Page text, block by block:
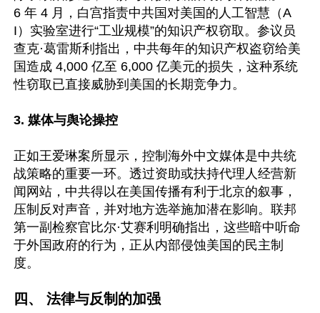
6 年 4 月，白宫指责中共国对美国的人工智慧（A
I）实验室进行“工业规模”的知识产权窃取。参议员
查克·葛雷斯利指出，中共每年的知识产权盗窃给美
国造成 4,000 亿至 6,000 亿美元的损失，这种系统
性窃取已直接威胁到美国的长期竞争力。
3. 媒体与舆论操控
正如王爱琳案所显示，控制海外中文媒体是中共统
战策略的重要一环。透过资助或扶持代理人经营新
闻网站，中共得以在美国传播有利于北京的叙事，
压制反对声音，并对地方选举施加潜在影响。联邦
第一副检察官比尔·艾赛利明确指出，这些暗中听命
于外国政府的行为，正从内部侵蚀美国的民主制
度。
四、 法律与反制的加强